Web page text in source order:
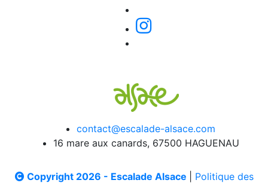
contact@escalade-alsace.com
16 mare aux canards, 67500 HAGUENAU
Copyright 2026 - Escalade Alsace
Politique des